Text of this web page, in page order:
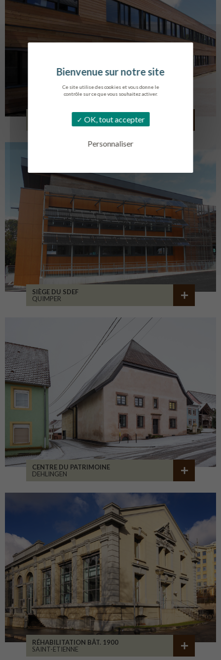
Ce site utilise des cookies et vous donne le
contrôle sur ce que vous souhaitez activer.
OK, tout accepter
Personnaliser
LYCÉE ALBERT SOREL
SIÈGE DU SDEF
QUIMPER
CENTRE DU PATRIMOINE
DEHLINGEN
RÉHABILITATION BÂT. 1900
SAINT-ETIENNE